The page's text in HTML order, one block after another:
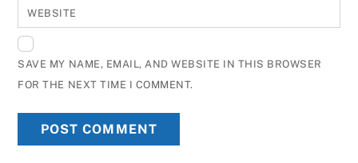
WEBSITE
SAVE MY NAME, EMAIL, AND WEBSITE IN THIS BROWSER
FOR THE NEXT TIME I COMMENT.